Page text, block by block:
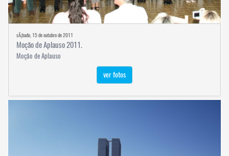
sÃ¡bado, 15 de outubro de 2011
Moção de Aplauso 2011.
Moção de Aplauso
ver fotos